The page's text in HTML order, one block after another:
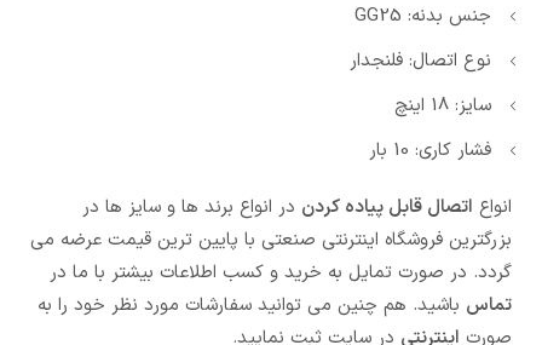
جنس بدنه: GG25
نوع اتصال: فلنجدار
سایز: 18 اینچ
فشار کاری: 10 بار
انواع اتصال قابل پیاده کردن در انواع برند ها و سایز ها در
بزرگترین فروشگاه اینترنتی صنعتی با پایین ترین قیمت عرضه می
گردد. در صورت تمایل به خرید و کسب اطلاعات بیشتر با ما در
تماس باشید. هم چنین می توانید سفارشات مورد نظر خود را به
صورت اینترنتی در سایت ثبت نمایید.